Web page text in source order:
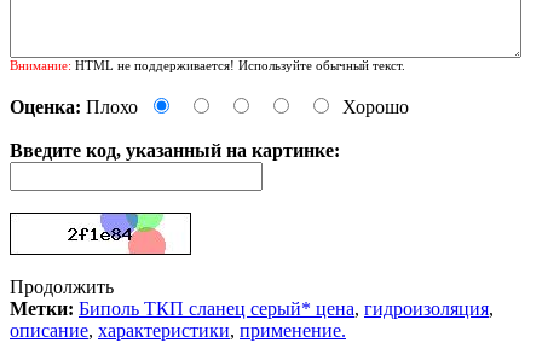
Внимание: HTML не поддерживается! Используйте обычный текст.
Оценка: Плохо Хорошо
Введите код, указанный на картинке:
Продолжить
Метки: Биполь ТКП сланец серый* цена, гидроизоляция,
описание, характеристики, применение.